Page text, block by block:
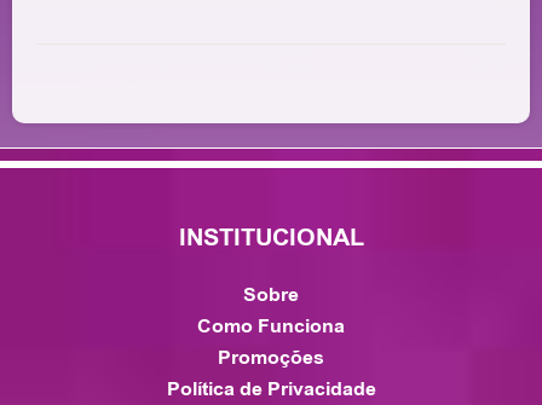
INSTITUCIONAL
Sobre
Como Funciona
Promoções
Política de Privacidade